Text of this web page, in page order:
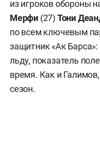
из игроков обороны
Мерфи (27) Тони
по всем ключевым
защитник «Ак
льду, показатель
время. Как и
сезон.